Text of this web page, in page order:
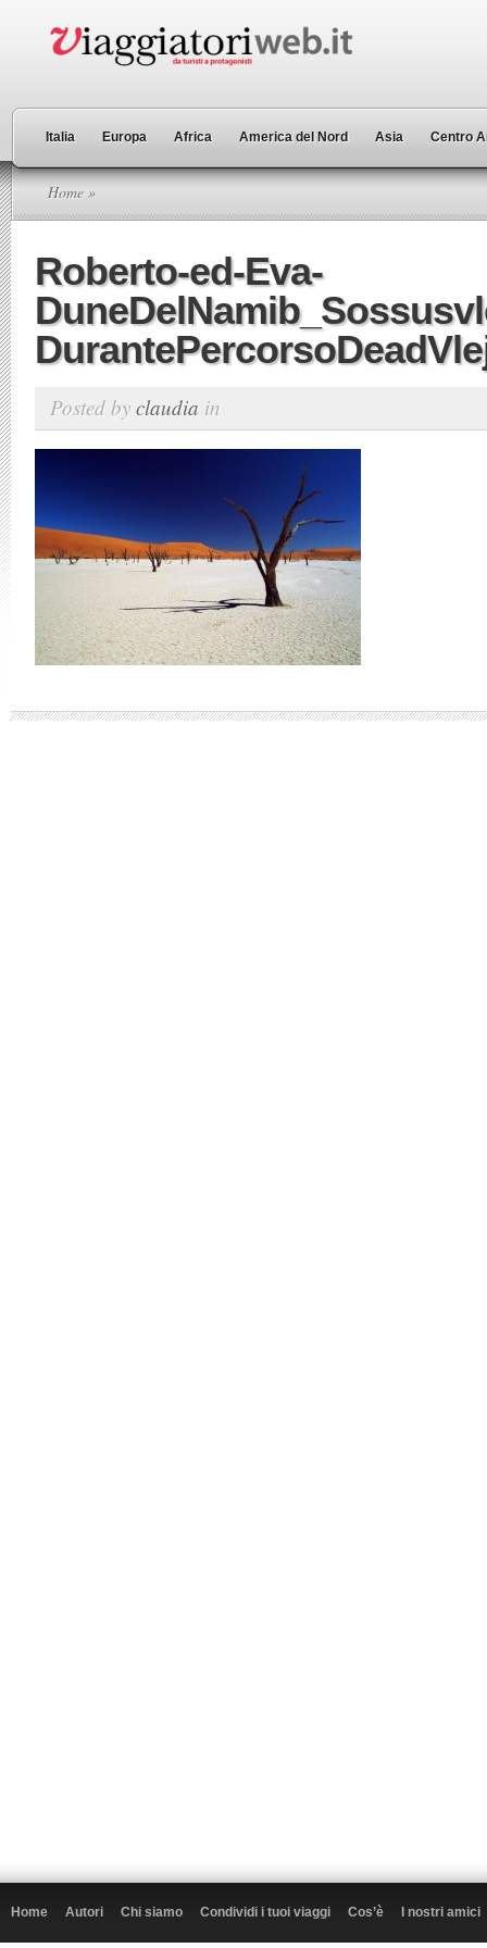
Italia Europa Africa America del Nord Asia Centro
Home »
Roberto-ed-Eva-
Posted by claudia in
Home Autori Chi siamo Condividi i tuoi viaggi Cos’è I nostri amici